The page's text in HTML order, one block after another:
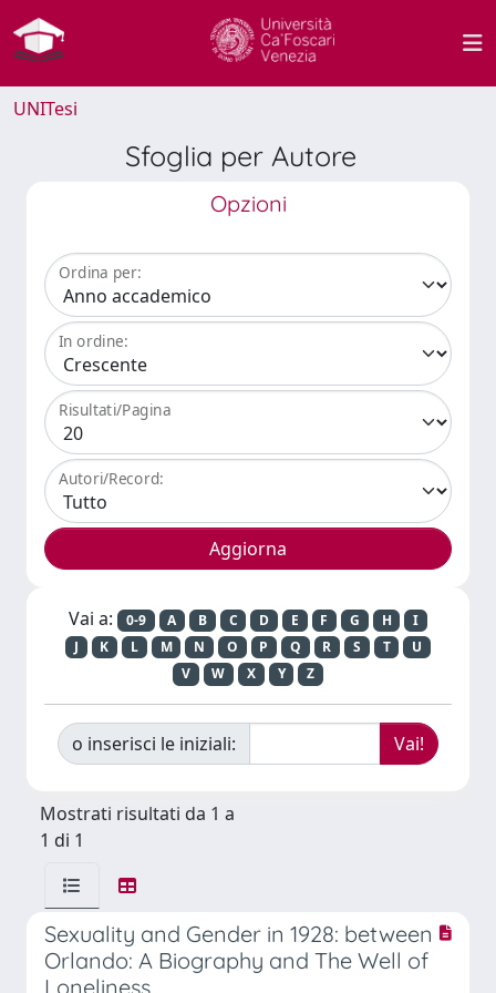
UNITesi
Sfoglia per Autore
Opzioni
Ordina per:
In ordine:
Risultati/Pagina
Autori/Record:
Vai a: 0-9 A B C D E F G H
I
J
K L M N O P Q R S T
U
V
W X Y Z
o inserisci le iniziali:
Mostrati risultati da 1 a
1 di 1
Sexuality and Gender in 1928: between
Orlando: A Biography and The Well of
Loneliness